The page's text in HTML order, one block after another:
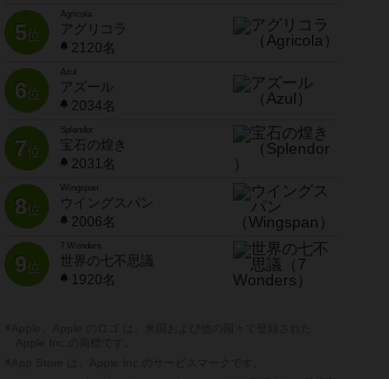
5位
Agricola
アグリコラ
2120名
6位
Azul
アズール
2034名
7位
宝石の煌き
2031名
8位
Wingspan
ウイングスパン
2006名
9位
7 Wonders
世界の七不思議
1920名